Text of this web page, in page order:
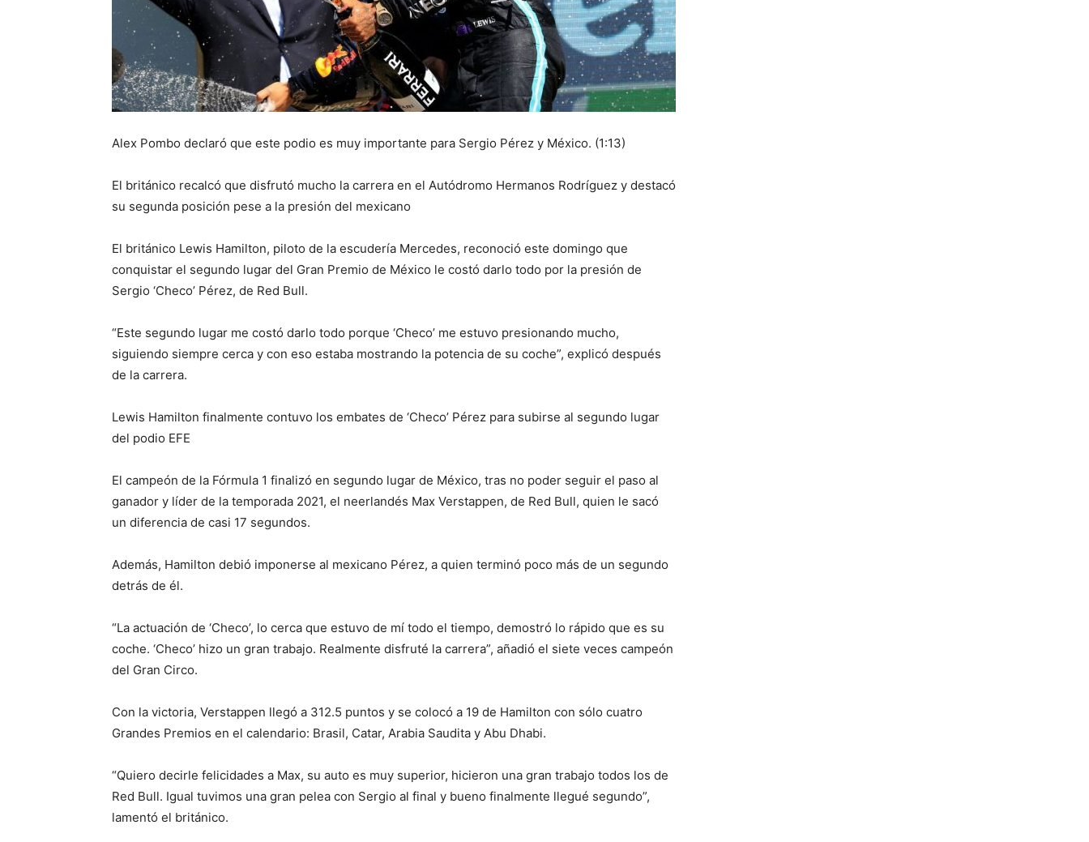
Alex Pombo declaró que este podio es muy importante para Sergio Pérez y México. (1:13)
El británico recalcó que disfrutó mucho la carrera en el Autódromo Hermanos Rodríguez y destacó
su segunda posición pese a la presión del mexicano
El británico Lewis Hamilton, piloto de la escudería Mercedes, reconoció este domingo que
conquistar el segundo lugar del Gran Premio de México le costó darlo todo por la presión de
Sergio ‘Checo’ Pérez, de Red Bull.
“Este segundo lugar me costó darlo todo porque ‘Checo’ me estuvo presionando mucho,
siguiendo siempre cerca y con eso estaba mostrando la potencia de su coche”, explicó después
de la carrera.
Lewis Hamilton finalmente contuvo los embates de ‘Checo’ Pérez para subirse al segundo lugar
del podio EFE
El campeón de la Fórmula 1 finalizó en segundo lugar de México, tras no poder seguir el paso al
ganador y líder de la temporada 2021, el neerlandés Max Verstappen, de Red Bull, quien le sacó
un diferencia de casi 17 segundos.
Además, Hamilton debió imponerse al mexicano Pérez, a quien terminó poco más de un segundo
detrás de él.
“La actuación de ‘Checo’, lo cerca que estuvo de mí todo el tiempo, demostró lo rápido que es su
coche. ‘Checo’ hizo un gran trabajo. Realmente disfruté la carrera”, añadió el siete veces campeón
del Gran Circo.
Con la victoria, Verstappen llegó a 312.5 puntos y se colocó a 19 de Hamilton con sólo cuatro
Grandes Premios en el calendario: Brasil, Catar, Arabia Saudita y Abu Dhabi.
“Quiero decirle felicidades a Max, su auto es muy superior, hicieron una gran trabajo todos los de
Red Bull. Igual tuvimos una gran pelea con Sergio al final y bueno finalmente llegué segundo”,
lamentó el británico.